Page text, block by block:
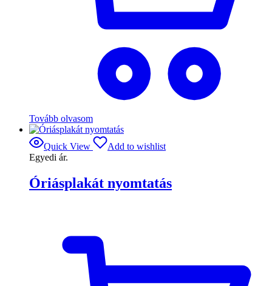
Tovább olvasom
Quick View
Add to wishlist
Egyedi ár.
Óriásplakát nyomtatás